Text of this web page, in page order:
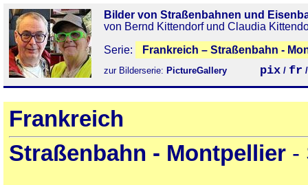
Bilder von Straßenbahnen und
von Bernd Kittendorf und Claudia
Serie:
Frankreich – Straßenbahn -
zur Bilderserie: PictureGallery pix / fr
Frankreich
Straßenbahn - Montpellier -